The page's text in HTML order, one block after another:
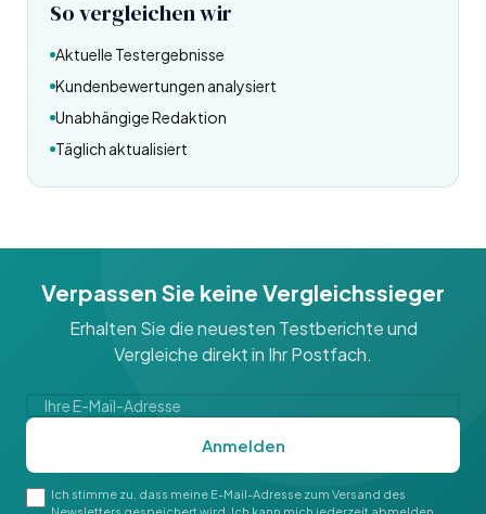
So vergleichen wir
Aktuelle Testergebnisse
Kundenbewertungen analysiert
Unabhängige Redaktion
Täglich aktualisiert
Verpassen Sie keine Vergleichssieger
Erhalten Sie die neuesten Testberichte und
Vergleiche direkt in Ihr Postfach.
Anmelden
Ich stimme zu, dass meine E-Mail-Adresse zum Versand des